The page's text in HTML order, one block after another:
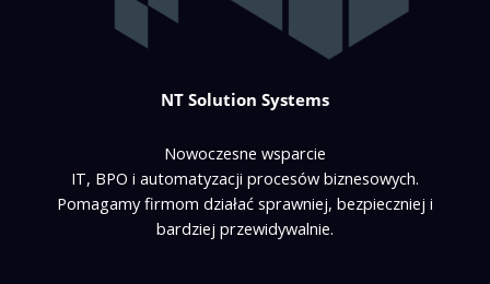
NT Solution Systems
Nowoczesne wsparcie
IT, BPO i automatyzacji procesów biznesowych.
Pomagamy firmom działać sprawniej, bezpieczniej i
bardziej przewidywalnie.